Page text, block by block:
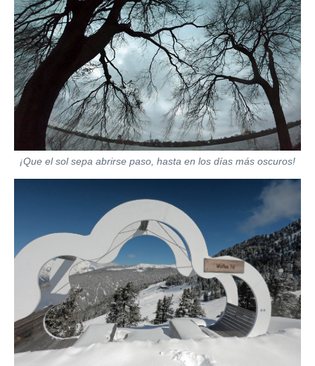
¡Que el sol sepa abrirse paso, hasta en los días más oscuros!